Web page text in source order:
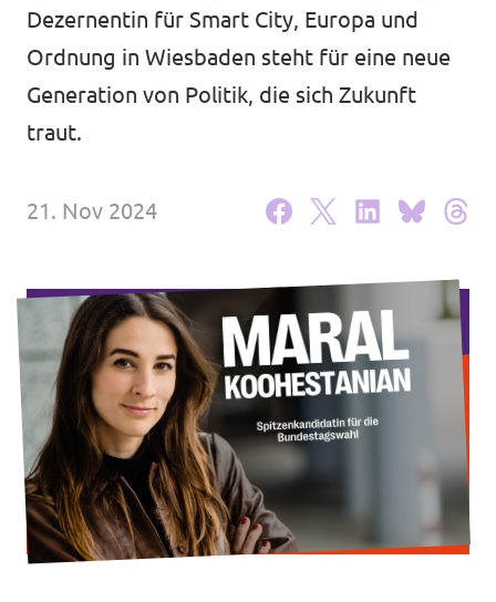
Deine Spende für Volt!
Mache bei uns mit!
Pressemitteilungen
Hochspannung - powered by Volt - Podcast
Jobs bei Volt
Mache mit!
Dezernentin für Smart City, Europa und
Ordnung in Wiesbaden steht für eine neue
Generation von Politik, die sich Zukunft
traut.
21. Nov 2024